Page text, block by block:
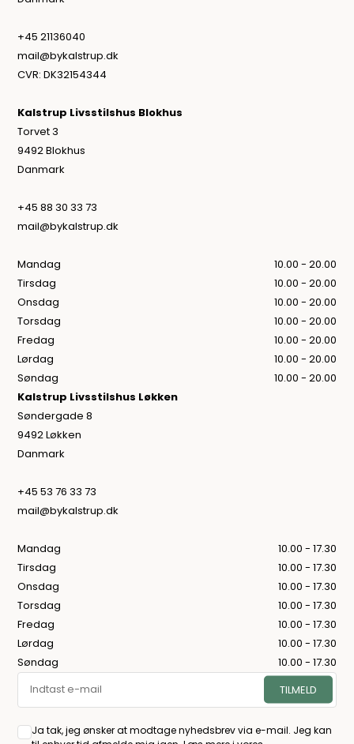
+45 21136040
mail@bykalstrup.dk
CVR: DK32154344
Kalstrup Livsstilshus Blokhus
Torvet 3
9492 Blokhus
Danmark
+45 88 30 33 73
mail@bykalstrup.dk
Mandag
10.00 - 20.00
Tirsdag
10.00 - 20.00
Onsdag
10.00 - 20.00
Torsdag
10.00 - 20.00
Fredag
10.00 - 20.00
Lørdag
10.00 - 20.00
Søndag
10.00 - 20.00
Kalstrup Livsstilshus Løkken
Søndergade 8
9492 Løkken
Danmark
+45 53 76 33 73
mail@bykalstrup.dk
Mandag
10.00 - 17.30
Tirsdag
10.00 - 17.30
Onsdag
10.00 - 17.30
Torsdag
10.00 - 17.30
Fredag
10.00 - 17.30
Lørdag
10.00 - 17.30
Søndag
10.00 - 17.30
Ja tak, jeg ønsker at modtage nyhedsbrev via e-mail. Jeg kan